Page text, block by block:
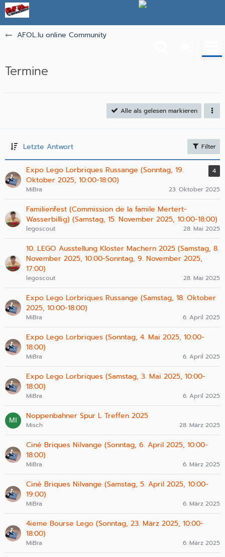
AFOL.lu online Community
Termine
Alle als gelesen markieren
Letzte Antwort Filter
Expo Lego Lorbriques Russange (Sonntag, 19.
Oktober 2025, 10:00-18:00)
4
MiBra 23. Oktober 2025
Familienfest (Commission de la famile Mertert-
Wasserbillig) (Samstag, 15. November 2025, 10:00-18:00)
legoscout 28. Mai 2025
10. LEGO Ausstellung Kloster Machern 2025 (Samstag, 8.
November 2025, 10:00-Sonntag, 9. November 2025,
17:00)
legoscout 28. Mai 2025
Expo Lego Lorbriques Russange (Samstag, 18. Oktober
2025, 10:00-18:00)
MiBra 6. April 2025
Expo Lego Lorbriques (Sonntag, 4. Mai 2025, 10:00-
18:00)
MiBra 6. April 2025
Expo Lego Lorbriques (Samstag, 3. Mai 2025, 10:00-
18:00)
MiBra 6. April 2025
Noppenbahner Spur L Treffen 2025
Misch 28. März 2025
Ciné Briques Nilvange (Sonntag, 6. April 2025, 10:00-
18:00)
MiBra 6. März 2025
Ciné Briques Nilvange (Samstag, 5. April 2025, 10:00-
19:00)
MiBra 6. März 2025
4ieme Bourse Lego (Sonntag, 23. März 2025, 10:00-
18:00)
MiBra 6. März 2025